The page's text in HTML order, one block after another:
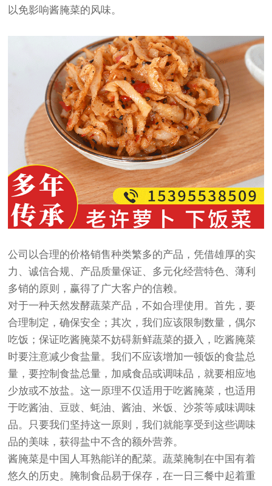
以免影响酱腌菜的风味。
公司以合理的价格销售种类繁多的产品，凭借雄厚的实
力、诚信合规、产品质量保证、多元化经营特色、薄利
多销的原则，赢得了广大客户的信赖。
对于一种天然发酵蔬菜产品，不如合理使用。首先，要
合理制定，确保安全；其次，我们应该限制数量，偶尔
吃饭；保证吃酱腌菜不妨碍新鲜蔬菜的摄入，吃酱腌菜
时要注意减少食盐量。我们不应该增加一顿饭的食盐总
量，要控制食盐总量，加咸食品或调味品，就要相应地
少放或不放盐。这一原理不仅适用于吃酱腌菜，也适用
于吃酱油、豆豉、蚝油、酱油、米饭、沙茶等咸味调味
品。只要我们坚持这一原则，我们就能享受到这些调味
品的美味，获得盐中不含的额外营养。
酱腌菜是中国人耳熟能详的配菜。蔬菜腌制在中国有着
悠久的历史。腌制食品易于保存，在一日三餐中起着重